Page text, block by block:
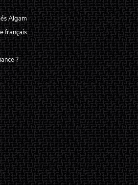
Algam
français
?